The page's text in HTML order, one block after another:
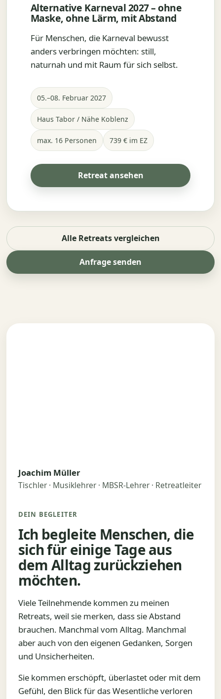
Alternative Karneval 2027 – ohne
Maske, ohne Lärm, mit Abstand
Für Menschen, die Karneval bewusst
anders verbringen möchten: still,
naturnah und mit Raum für sich selbst.
05.–08. Februar 2027
Haus Tabor / Nähe Koblenz
max. 16 Personen 739 € im EZ
Retreat ansehen
Alle Retreats vergleichen
Anfrage senden
Joachim Müller
Tischler · Musiklehrer · MBSR-Lehrer · Retreatleiter
DEIN BEGLEITER
Ich begleite Menschen, die
sich für einige Tage aus
dem Alltag zurückziehen
möchten.
Viele Teilnehmende kommen zu meinen
Retreats, weil sie merken, dass sie Abstand
brauchen. Manchmal vom Alltag. Manchmal
aber auch von den eigenen Gedanken, Sorgen
und Unsicherheiten.
Sie kommen erschöpft, überlastet oder mit dem
Gefühl, den Blick für das Wesentliche verloren